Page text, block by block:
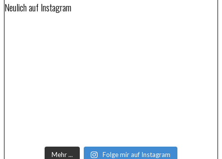
Neulich auf Instagram
Mehr ... Folge mir auf Instagram